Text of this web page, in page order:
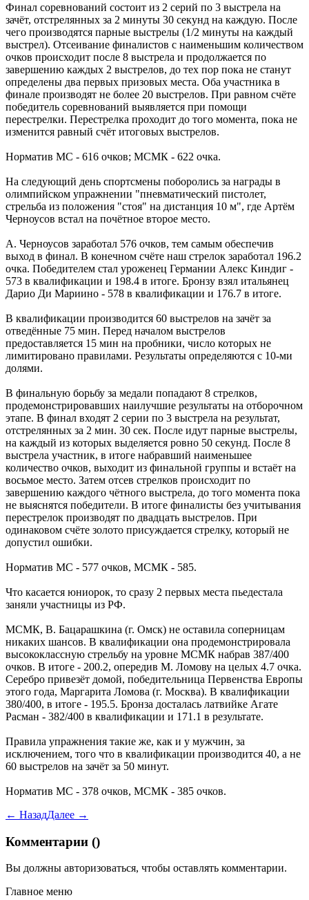
Финал соревнований состоит из 2 серий по 3 выстрела на
зачёт, отстрелянных за 2 минуты 30 секунд на каждую. После
чего производятся парные выстрелы (1/2 минуты на каждый
выстрел). Отсеивание финалистов с наименьшим количеством
очков происходит после 8 выстрела и продолжается по
завершению каждых 2 выстрелов, до тех пор пока не станут
определены два первых призовых места. Оба участника в
финале производят не более 20 выстрелов. При равном счёте
победитель соревнований выявляется при помощи
перестрелки. Перестрелка проходит до того момента, пока не
изменится равный счёт итоговых выстрелов.
Норматив МС - 616 очков; МСМК - 622 очка.
На следующий день спортсмены поборолись за награды в
олимпийском упражнении "пневматический пистолет,
стрельба из положения "стоя" на дистанция 10 м", где Артём
Черноусов встал на почётное второе место.
А. Черноусов заработал 576 очков, тем самым обеспечив
выход в финал. В конечном счёте наш стрелок заработал 196.2
очка. Победителем стал уроженец Германии Алекс Киндиг -
573 в квалификации и 198.4 в итоге. Бронзу взял итальянец
Дарио Ди Мариино - 578 в квалификации и 176.7 в итоге.
В квалификации производится 60 выстрелов на зачёт за
отведённые 75 мин. Перед началом выстрелов
предоставляется 15 мин на пробники, число которых не
лимитировано правилами. Результаты определяются с 10-ми
долями.
В финальную борьбу за медали попадают 8 стрелков,
продемонстрировавших наилучшие результаты на отборочном
этапе. В финал входят 2 серии по 3 выстрела на результат,
отстрелянных за 2 мин. 30 сек. После идут парные выстрелы,
на каждый из которых выделяется ровно 50 секунд. После 8
выстрела участник, в итоге набравший наименьшее
количество очков, выходит из финальной группы и встаёт на
восьмое место. Затем отсев стрелков происходит по
завершению каждого чётного выстрела, до того момента пока
не выяснятся победители. В итоге финалисты без учитывания
перестрелок производят по двадцать выстрелов. При
одинаковом счёте золото присуждается стрелку, который не
допустил ошибки.
Норматив МС - 577 очков, МСМК - 585.
Что касается юниорок, то сразу 2 первых места пьедестала
заняли участницы из РФ.
МСМК, В. Бацарашкина (г. Омск) не оставила соперницам
никаких шансов. В квалификации она продемонстрировала
высококлассную стрельбу на уровне МСМК набрав 387/400
очков. В итоге - 200.2, опередив М. Ломову на целых 4.7 очка.
Серебро привезёт домой, победительница Первенства Европы
этого года, Маргарита Ломова (г. Москва). В квалификации
380/400, в итоге - 195.5. Бронза досталась латвийке Агате
Расман - 382/400 в квалификации и 171.1 в результате.
Правила упражнения такие же, как и у мужчин, за
исключением, того что в квалификации производится 40, а не
60 выстрелов на зачёт за 50 минут.
Норматив МС - 378 очков, МСМК - 385 очков.
← НазадДалее →
Комментарии ()
Вы должны авторизоваться, чтобы оставлять комментарии.
Главное меню